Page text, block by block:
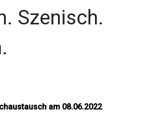
Szenisch.
am 08.06.2022